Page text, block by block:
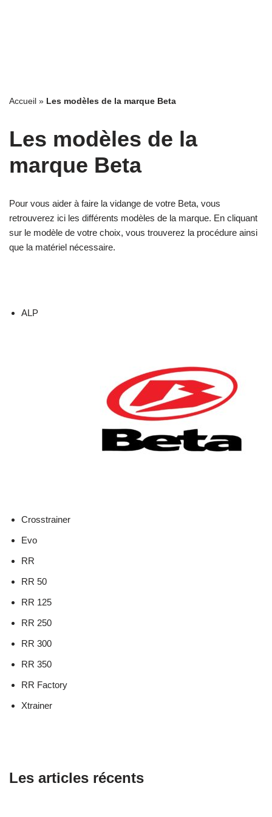
Accueil » Les modèles de la marque Beta
Les modèles de la
marque Beta
Pour vous aider à faire la vidange de votre Beta, vous
retrouverez ici les différents modèles de la marque. En cliquant
sur le modèle de votre choix, vous trouverez la procédure ainsi
que la matériel nécessaire.
ALP
Crosstrainer
Evo
RR
RR 50
RR 125
RR 250
RR 300
RR 350
RR Factory
Xtrainer
Les articles récents